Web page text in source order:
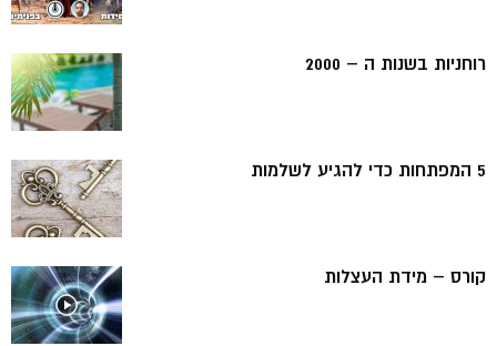
רוחניות בשנות ה – 2000
5 המפתחות כדי להגיע לשלמות
קורס – מידת העצלות